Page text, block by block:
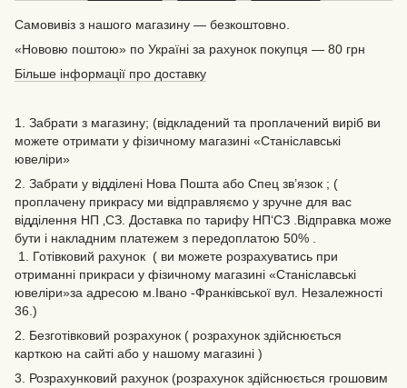
Самовивіз з нашого магазину — безкоштовно.
«Нововю поштою» по Україні за рахунок покупця — 80 грн
Більше інформації про доставку
1. Забрати з магазину; (відкладений та проплачений виріб ви
можете отримати у фізичному магазині «Станіславські
ювеліри»
2. Забрати у відділені Нова Пошта або Спец зв’язок ; (
проплачену прикрасу ми відправляємо у зручне для вас
відділення НП ‚СЗ. Доставка по тарифу НП‘СЗ .Відправка може
бути і накладним платежем з передоплатою 50% .
1. Готівковий рахунок ( ви можете розрахуватись при
отриманні прикраси у фізичному магазині «Станіславські
ювеліри»за адресою м.Івано -Франківської вул. Незалежності
36.)
2. Безготівковий розрахунок ( розрахунок здійснюється
карткою на сайті або у нашому магазині )
3. Розрахунковий рахунок (розрахунок здійснюється грошовим